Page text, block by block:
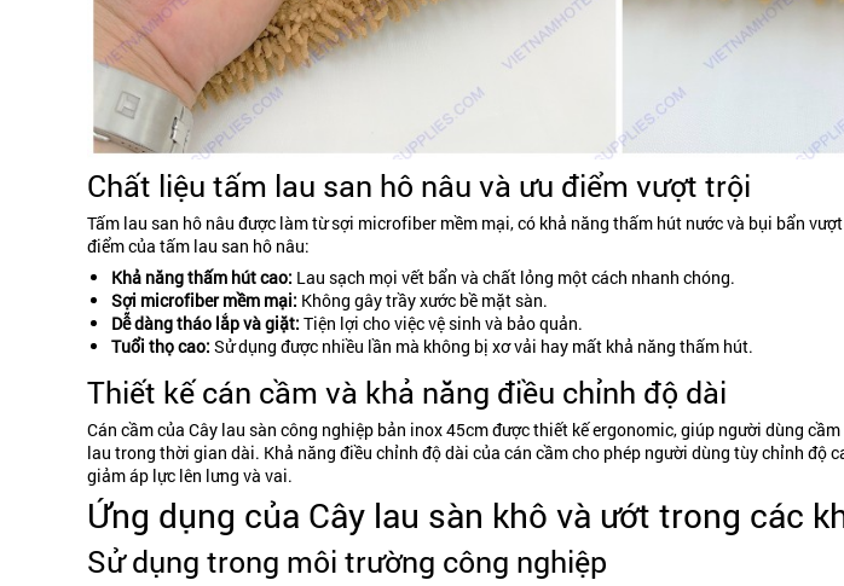
Chất liệu tấm lau san hô nâu và ưu điểm vượt trội
Tấm lau san hô nâu được làm từ sợi microfiber mềm mại, có khả năng thấm hút nước và bụi bẩn
điểm của tấm lau san hô nâu:
Khả năng thấm hút cao: Lau sạch mọi vết bẩn và chất lỏng một cách nhanh chóng.
Sợi microfiber mềm mại: Không gây trầy xước bề mặt sàn.
Dễ dàng tháo lắp và giặt: Tiện lợi cho việc vệ sinh và bảo quản.
Tuổi thọ cao: Sử dụng được nhiều lần mà không bị xơ vải hay mất khả năng thấm hút.
Thiết kế cán cầm và khả năng điều chỉnh độ dài
Cán cầm của Cây lau sàn công nghiệp bản inox 45cm được thiết kế ergonomic, giúp người dùng
lau trong thời gian dài. Khả năng điều chỉnh độ dài của cán cầm cho phép người dùng tùy chỉnh độ
giảm áp lực lên lưng và vai.
Ứng dụng của Cây lau sàn khô và ướt trong các
Sử dụng trong môi trường công nghiệp